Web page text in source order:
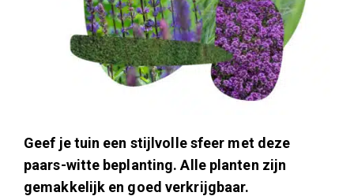
Geef je tuin een stijlvolle sfeer met deze
paars-witte beplanting. Alle planten zijn
gemakkelijk en goed verkrijgbaar.